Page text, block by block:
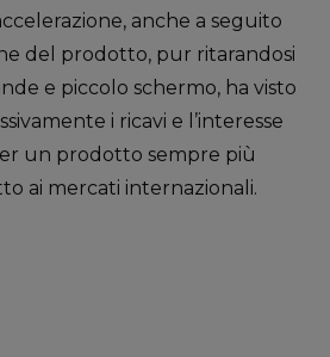
anche a seguito
del prodotto, pur ritarandosi
e piccolo schermo, ha visto
i ricavi e l’interesse
un prodotto sempre più
ai mercati internazionali.